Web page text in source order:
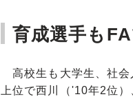
育成選手も
高校生も大学生、社会
上位で西川（'10年2位